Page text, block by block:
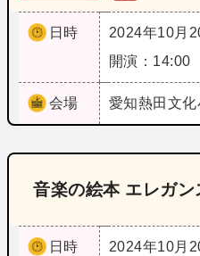
日時
2024年10月
開演：14:00
会場 愛知熱田文
音楽の絵本 エレガン
日時
2024年10月